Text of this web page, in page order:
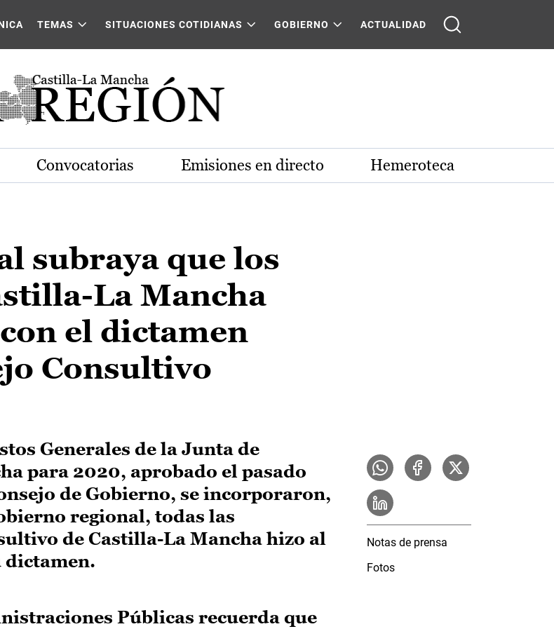
TEMAS SITUACIONES COTIDIANAS GOBIERNO ACTUALIDAD
Convocatorias Emisiones en directo Hemeroteca
subraya que los
La Mancha
el dictamen
Consultivo
Generales de la Junta de
para 2020, aprobado el pasado
de Gobierno, se incorporaron,
regional, todas las
de Castilla-La Mancha hizo al
dictamen.
Públicas recuerda que
Notas de prensa
Fotos